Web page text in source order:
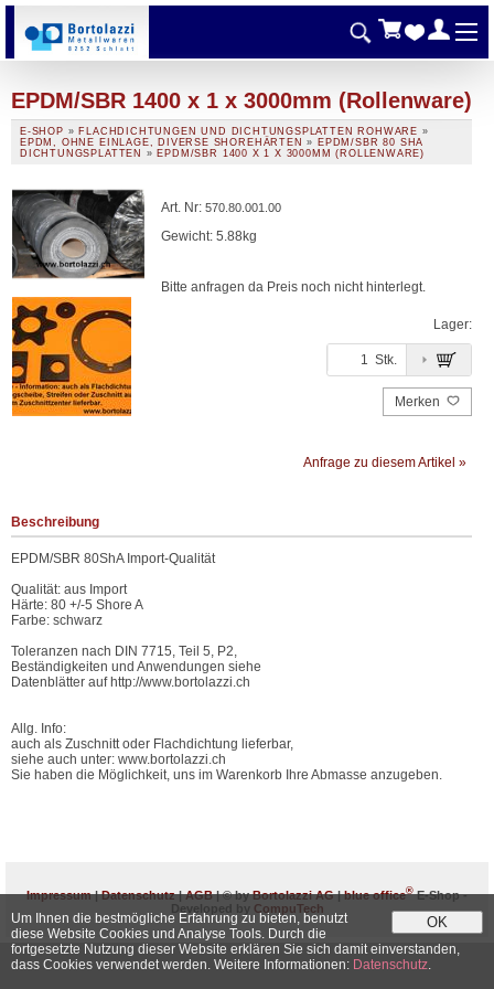
EPDM/SBR 1400 x 1 x 3000mm (Rollenware)
E-SHOP » FLACHDICHTUNGEN UND DICHTUNGSPLATTEN ROHWARE »
EPDM, OHNE EINLAGE, DIVERSE SHOREHÄRTEN
» EPDM/SBR 80 SHA
DICHTUNGSPLATTEN
» EPDM/SBR 1400 X 1 X 3000MM (ROLLENWARE)
Art. Nr: 570.80.001.00
Gewicht: 5.88kg
Bitte anfragen da Preis noch nicht hinterlegt.
Lager:
Stk.
Merken
Anfrage zu diesem Artikel »
Beschreibung
EPDM/SBR 80ShA Import-Qualität
Qualität: aus Import
Härte: 80 +/-5 Shore A
Farbe: schwarz
Toleranzen nach DIN 7715, Teil 5, P2,
Beständigkeiten und Anwendungen siehe
Datenblätter auf http://www.bortolazzi.ch
Allg. Info:
auch als Zuschnitt oder Flachdichtung lieferbar,
siehe auch unter: www.bortolazzi.ch
Sie haben die Möglichkeit, uns im Warenkorb Ihre Abmasse anzugeben.
Impressum|Datenschutz|AGB| © byBortolazzi AG|blue office®E-Shop -
Developed by CompuTech
OK
Um Ihnen die bestmögliche Erfahrung zu bieten, benutzt
diese Website Cookies und Analyse Tools. Durch die
fortgesetzte Nutzung dieser Website erklären Sie sich damit einverstanden,
dass Cookies verwendet werden. Weitere Informationen: Datenschutz.